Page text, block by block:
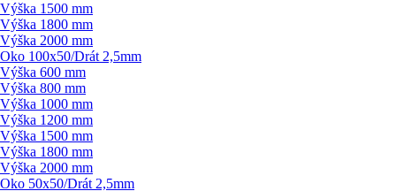
Výška 1500 mm
Výška 1800 mm
Výška 2000 mm
Oko 100x50/Drát 2,5mm
Výška 600 mm
Výška 800 mm
Výška 1000 mm
Výška 1200 mm
Výška 1500 mm
Výška 1800 mm
Výška 2000 mm
Oko 50x50/Drát 2,5mm